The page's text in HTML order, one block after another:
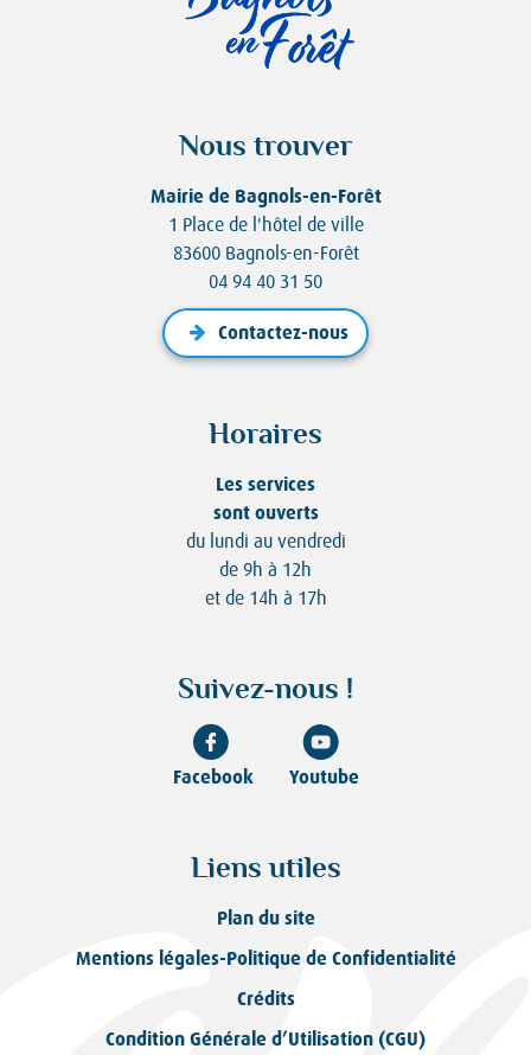
Nous trouver
Mairie de Bagnols-en-Forêt
1 Place de l'hôtel de ville
83600 Bagnols-en-Forêt
04 94 40 31 50
Contactez-nous
Horaires
Les services
sont ouverts
du lundi au vendredi
de 9h à 12h
et de 14h à 17h
Suivez-nous !
Facebook Youtube
Liens utiles
Plan du site
Mentions légales-Politique de Confidentialité
Crédits
Condition Générale d’Utilisation (CGU)